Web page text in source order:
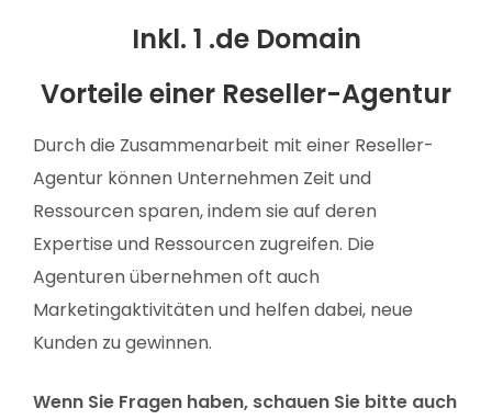
Inkl. 1 .de Domain
Vorteile einer Reseller-Agentur
Durch die Zusammenarbeit mit einer Reseller-
Agentur können Unternehmen Zeit und
Ressourcen sparen, indem sie auf deren
Expertise und Ressourcen zugreifen. Die
Agenturen übernehmen oft auch
Marketingaktivitäten und helfen dabei, neue
Kunden zu gewinnen.
Wenn Sie Fragen haben, schauen Sie bitte auch